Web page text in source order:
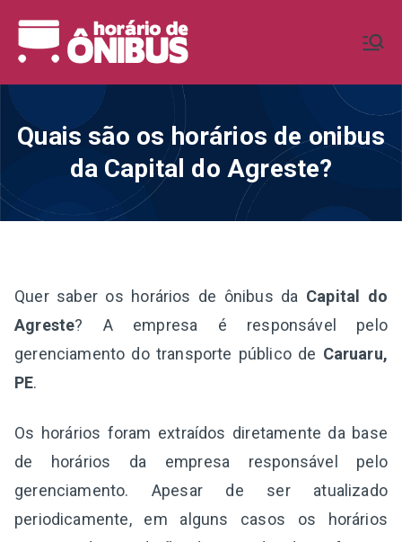
para
Ônibus BR
Horários de Ônibus de todo o
Quais são os horários de onibus
da Capital do Agreste?
Quer saber os horários de ônibus da Capital do
Agreste? A empresa é responsável pelo
gerenciamento do transporte público de Caruaru,
PE.
Os horários foram extraídos diretamente da base
de horários da empresa responsável pelo
gerenciamento. Apesar de ser atualizado
periodicamente, em alguns casos os horários